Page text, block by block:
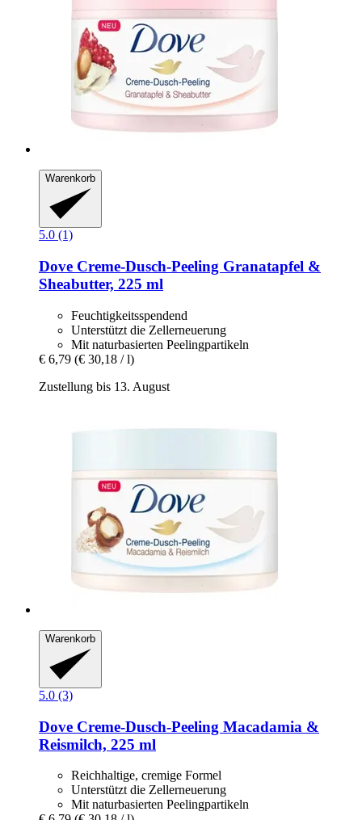
Warenkorb
5.0 (1)
Dove Creme-​Dusch-​Peeling Granatapfel &
Sheabutter, 225 ml
Feuchtigkeitsspendend
Unterstützt die Zellerneuerung
Mit naturbasierten Peelingpartikeln
€ 6,79 (€ 30,18 / l)
Zustellung bis 13. August
Warenkorb
5.0 (3)
Dove Creme-​Dusch-​Peeling Macadamia &
Reismilch, 225 ml
Reichhaltige, cremige Formel
Unterstützt die Zellerneuerung
Mit naturbasierten Peelingpartikeln